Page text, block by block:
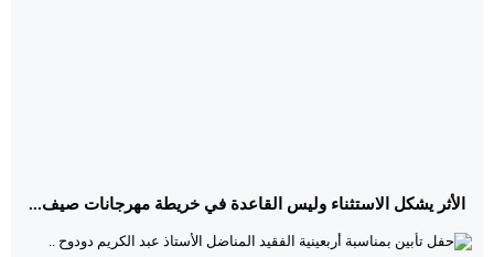
الأثر يشكل الاستثناء وليس القاعدة في خريطة مهرجانات صيف...